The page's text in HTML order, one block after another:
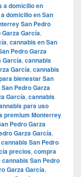
a domicilio en
domicilio en San
San Pedro
García,
, cannabis en San
Pedro Garza
García, cannabis
García, cannabis
bienestar San
Pedro Garza
García, cannabis
para uso
premium Monterrey
Pedro Garza
Garza García,
cannabis San Pedro
precios, compra
San Pedro
Garza García,